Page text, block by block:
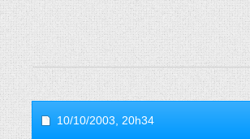
10/10/2003, 20h34